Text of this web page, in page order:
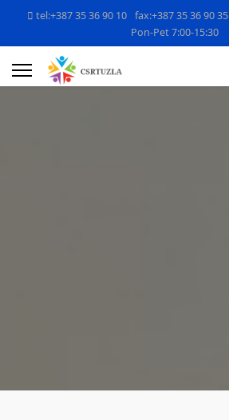
tel:+387 35 36 90 10 fax:+387 35 36 90 35
Pon-Pet 7:00-15:30